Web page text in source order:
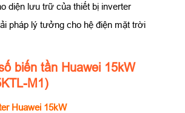
diện lưu trữ của thiết bị inverter
pháp lý tưởng cho hệ điện mặt trời
biến tần Huawei 15kW
M1)
Huawei 15kW